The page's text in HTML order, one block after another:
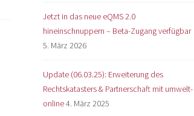
Jetzt in das neue eQMS 2.0
hineinschnuppern – Beta-Zugang verfügbar
5. März 2026
Update (06.03.25): Erweiterung des
Rechtskatasters & Partnerschaft mit umwelt-
online4. März 2025